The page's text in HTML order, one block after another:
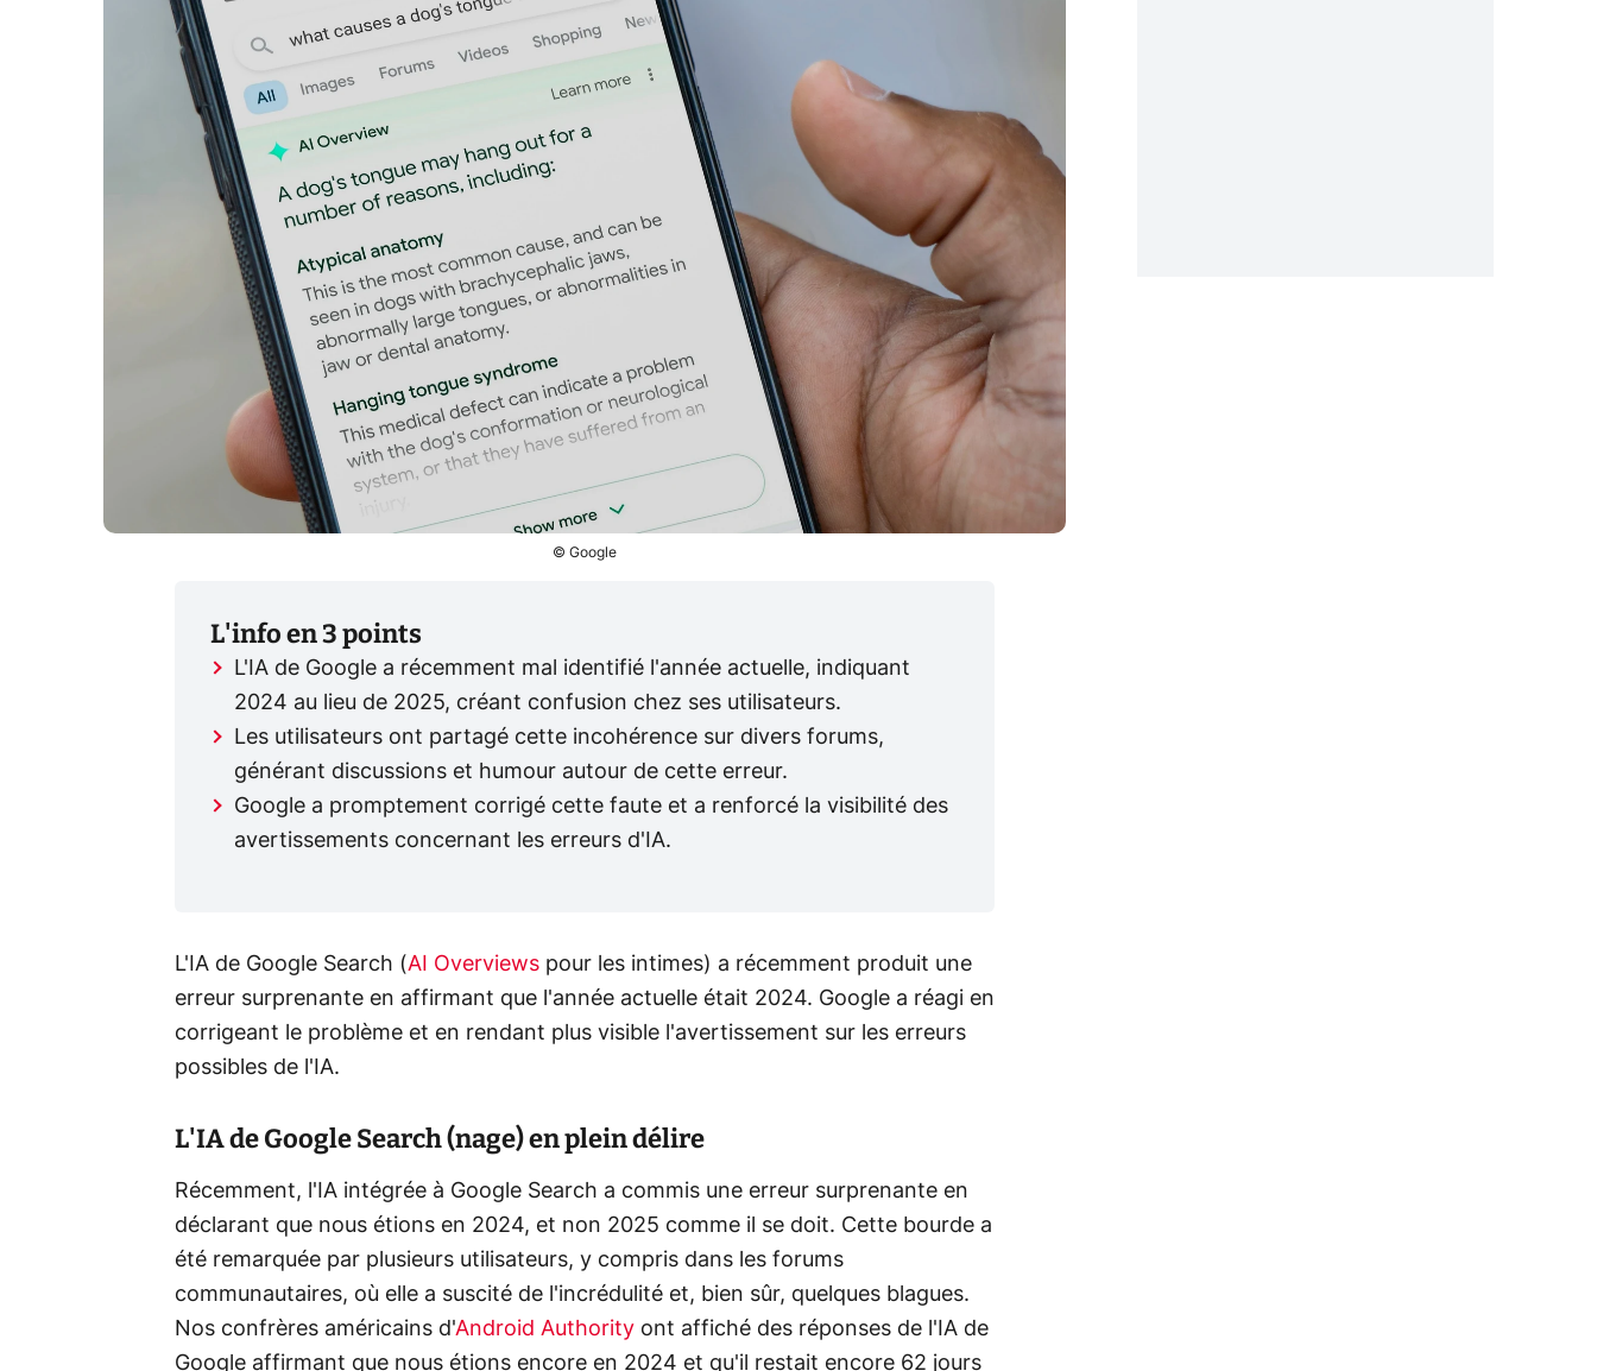
© Google
L'info en 3 points
L'IA de Google a récemment mal identifié l'année actuelle, indiquant
2024 au lieu de 2025, créant confusion chez ses utilisateurs.
Les utilisateurs ont partagé cette incohérence sur divers forums,
générant discussions et humour autour de cette erreur.
Google a promptement corrigé cette faute et a renforcé la visibilité des
avertissements concernant les erreurs d'IA.
L'IA de Google Search (AI Overviews pour les intimes) a récemment produit une
erreur surprenante en affirmant que l'année actuelle était 2024. Google a réagi en
corrigeant le problème et en rendant plus visible l'avertissement sur les erreurs
possibles de l'IA.
L'IA de Google Search (nage) en plein délire
Récemment, l'IA intégrée à Google Search a commis une erreur surprenante en
déclarant que nous étions en 2024, et non 2025 comme il se doit. Cette bourde a
été remarquée par plusieurs utilisateurs, y compris dans les forums
communautaires, où elle a suscité de l'incrédulité et, bien sûr, quelques blagues.
Nos confrères américains d'Android Authority ont affiché des réponses de l'IA de
Google affirmant que nous étions encore en 2024 et qu'il restait encore 62 jours